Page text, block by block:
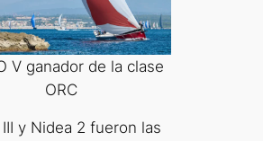
V ganador de la clase
ORC
III y Nidea 2 fueron las